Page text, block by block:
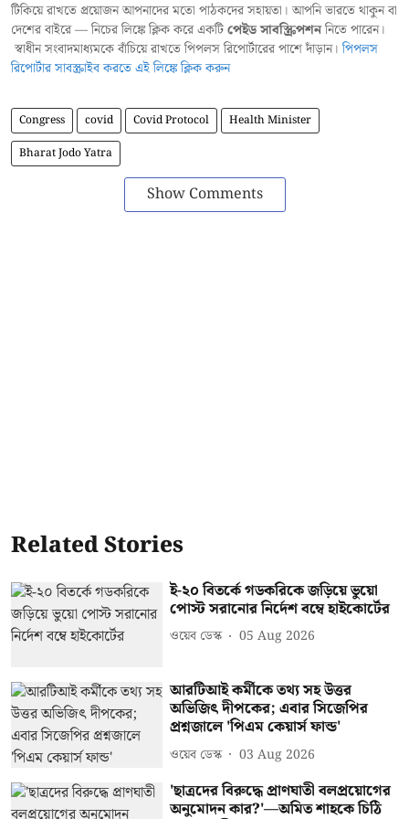
টিকিয়ে রাখতে প্রয়োজন আপনাদের মতো পাঠকদের সহায়তা। আপনি ভারতে থাকুন বা
দেশের বাইরে — নিচের লিঙ্কে ক্লিক করে একটিপেইড সাবস্ক্রিপশননিতে পারেন।
স্বাধীন সংবাদমাধ্যমকে বাঁচিয়ে রাখতে পিপলস রিপোর্টারের পাশে দাঁড়ান।পিপলস
রিপোর্টার সাবস্ক্রাইব করতে এই লিঙ্কে ক্লিক করুন
Congress covid Covid Protocol
Health Minister
Bharat Jodo Yatra
Show Comments
Related Stories
ই-২০ বিতর্কে গডকরিকে জড়িয়ে ভুয়ো
পোস্ট সরানোর নির্দেশ বম্বে হাইকোর্টের
ওয়েব ডেস্ক 05 Aug 2026
আরটিআই কর্মীকে তথ্য সহ উত্তর
অভিজিৎ দীপকের; এবার সিজেপির
প্রশ্নজালে 'পিএম কেয়ার্স ফান্ড'
ওয়েব ডেস্ক 03 Aug 2026
'ছাত্রদের বিরুদ্ধে প্রাণঘাতী বলপ্রয়োগের
অনুমোদন কার?'—অমিত শাহকে চিঠি